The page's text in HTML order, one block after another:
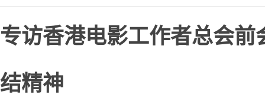
专访香港电影工作者总会
结精神